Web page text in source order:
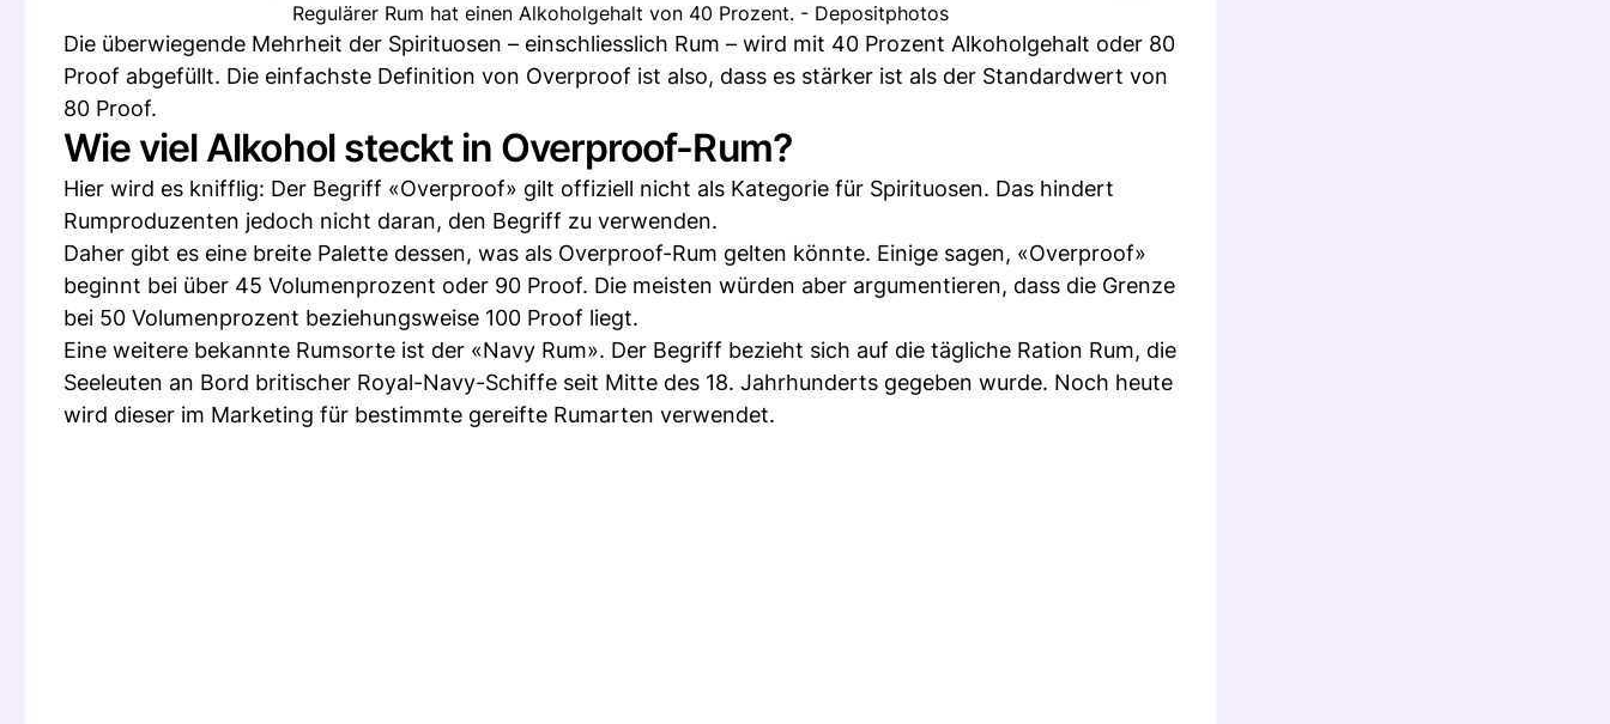
Regulärer Rum hat einen Alkoholgehalt von 40 Prozent. - Depositphotos
Die überwiegende Mehrheit der Spirituosen – einschliesslich Rum – wird mit 40 Prozent Alkoholgehalt oder 80
Proof abgefüllt. Die einfachste Definition von Overproof ist also, dass es stärker ist als der Standardwert von
80 Proof.
Wie viel Alkohol steckt in Overproof-Rum?
Hier wird es knifflig: Der Begriff «Overproof» gilt offiziell nicht als Kategorie für Spirituosen. Das hindert
Rumproduzenten jedoch nicht daran, den Begriff zu verwenden.
Daher gibt es eine breite Palette dessen, was als Overproof-Rum gelten könnte. Einige sagen, «Overproof»
beginnt bei über 45 Volumenprozent oder 90 Proof. Die meisten würden aber argumentieren, dass die Grenze
bei 50 Volumenprozent beziehungsweise 100 Proof liegt.
Eine weitere bekannte Rumsorte ist der «Navy Rum». Der Begriff bezieht sich auf die tägliche Ration Rum, die
Seeleuten an Bord britischer Royal-Navy-Schiffe seit Mitte des 18. Jahrhunderts gegeben wurde. Noch heute
wird dieser im Marketing für bestimmte gereifte Rumarten verwendet.